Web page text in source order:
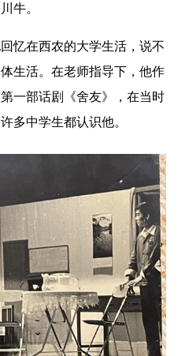
牛。
忆在西农的大学生活，说不
生活。在老师指导下，他作
一部话剧《舍友》，在当时
多中学生都认识他。